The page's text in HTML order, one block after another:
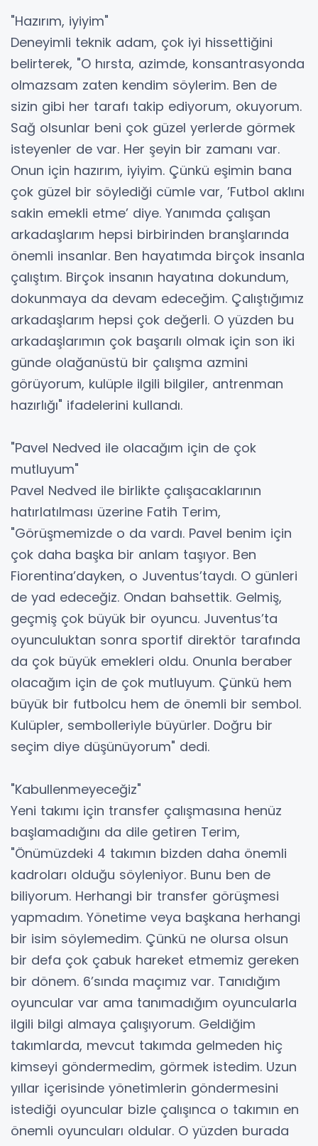
"Hazırım, iyiyim"
Deneyimli teknik adam, çok iyi hissettiğini
belirterek, "O hırsta, azimde, konsantrasyonda
olmazsam zaten kendim söylerim. Ben de
sizin gibi her tarafı takip ediyorum, okuyorum.
Sağ olsunlar beni çok güzel yerlerde görmek
isteyenler de var. Her şeyin bir zamanı var.
Onun için hazırım, iyiyim. Çünkü eşimin bana
çok güzel bir söylediği cümle var, ’Futbol aklını
sakin emekli etme’ diye. Yanımda çalışan
arkadaşlarım hepsi birbirinden branşlarında
önemli insanlar. Ben hayatımda birçok insanla
çalıştım. Birçok insanın hayatına dokundum,
dokunmaya da devam edeceğim. Çalıştığımız
arkadaşlarım hepsi çok değerli. O yüzden bu
arkadaşlarımın çok başarılı olmak için son iki
günde olağanüstü bir çalışma azmini
görüyorum, kulüple ilgili bilgiler, antrenman
hazırlığı" ifadelerini kullandı.
"Pavel Nedved ile olacağım için de çok
mutluyum"
Pavel Nedved ile birlikte çalışacaklarının
hatırlatılması üzerine Fatih Terim,
"Görüşmemizde o da vardı. Pavel benim için
çok daha başka bir anlam taşıyor. Ben
Fiorentina’dayken, o Juventus’taydı. O günleri
de yad edeceğiz. Ondan bahsettik. Gelmiş,
geçmiş çok büyük bir oyuncu. Juventus’ta
oyunculuktan sonra sportif direktör tarafında
da çok büyük emekleri oldu. Onunla beraber
olacağım için de çok mutluyum. Çünkü hem
büyük bir futbolcu hem de önemli bir sembol.
Kulüpler, sembolleriyle büyürler. Doğru bir
seçim diye düşünüyorum" dedi.
"Kabullenmeyeceğiz"
Yeni takımı için transfer çalışmasına henüz
başlamadığını da dile getiren Terim,
"Önümüzdeki 4 takımın bizden daha önemli
kadroları olduğu söyleniyor. Bunu ben de
biliyorum. Herhangi bir transfer görüşmesi
yapmadım. Yönetime veya başkana herhangi
bir isim söylemedim. Çünkü ne olursa olsun
bir defa çok çabuk hareket etmemiz gereken
bir dönem. 6’sında maçımız var. Tanıdığım
oyuncular var ama tanımadığım oyuncularla
ilgili bilgi almaya çalışıyorum. Geldiğim
takımlarda, mevcut takımda gelmeden hiç
kimseyi göndermedim, görmek istedim. Uzun
yıllar içerisinde yönetimlerin göndermesini
istediği oyuncular bizle çalışınca o takımın en
önemli oyuncuları oldular. O yüzden burada